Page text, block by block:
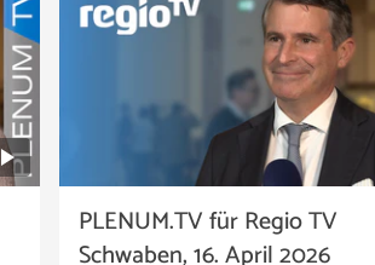
PLENUM.TV für Regio TV
Schwaben, 16. April 2026